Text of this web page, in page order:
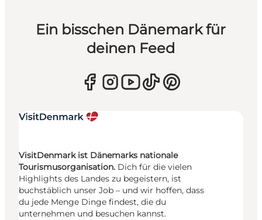
Ein bisschen Dänemark für
deinen Feed
VisitDenmark ist Dänemarks nationale
Tourismusorganisation. Dich für die vielen
Highlights des Landes zu begeistern, ist
buchstäblich unser Job – und wir hoffen, dass
du jede Menge Dinge findest, die du
unternehmen und besuchen kannst.